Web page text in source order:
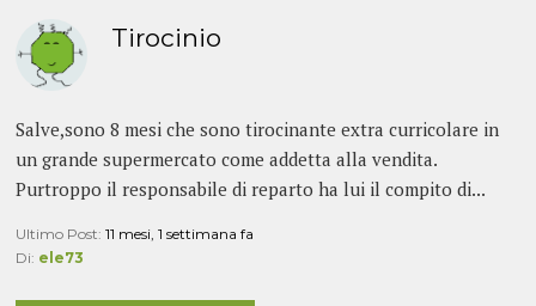
Tirocinio
Salve,sono 8 mesi che sono tirocinante extra curricolare in
un grande supermercato come addetta alla vendita.
Purtroppo il responsabile di reparto ha lui il compito di...
Ultimo Post:11 mesi, 1 settimana fa
Di: ele73